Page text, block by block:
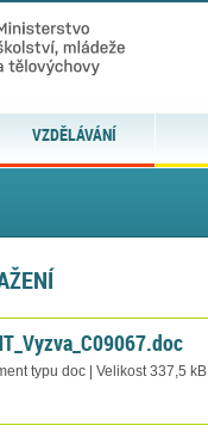
VZDĚLÁVÁNÍ
typu doc | Velikost 337,5 kB